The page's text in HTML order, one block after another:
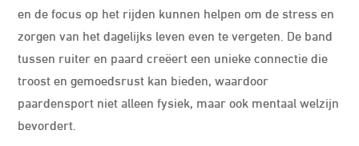
en de focus op het rijden kunnen helpen om de stress en
zorgen van het dagelijks leven even te vergeten. De band
tussen ruiter en paard creëert een unieke connectie die
troost en gemoedsrust kan bieden, waardoor
paardensport niet alleen fysiek, maar ook mentaal welzijn
bevordert.